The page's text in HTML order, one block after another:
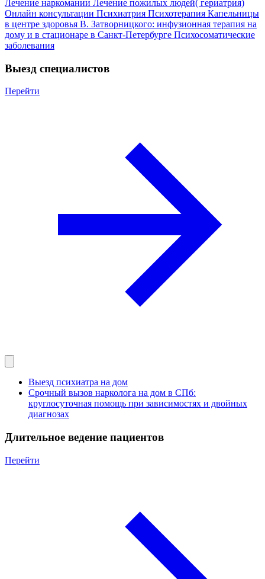
Лечение наркомании Лечение пожилых людей( гериатрия)
Онлайн консультации Психиатрия Психотерапия Капельницы
в центре здоровья В. Затворницкого: инфузионная терапия на
дому и в стационаре в Санкт-Петербурге Психосоматические
заболевания
Выезд специалистов
Перейти
Выезд психиатра на дом
Срочный вызов нарколога на дом в СПб:
круглосуточная помощь при зависимостях и двойных
диагнозах
Длительное ведение пациентов
Перейти